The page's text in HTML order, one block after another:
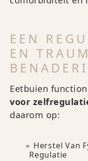
EEN
EN
Eetbuien
voor
daarom op:
Herstel Van
Regulatie